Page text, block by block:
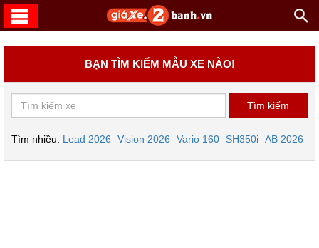
BẠN TÌM KIẾM MẪU XE NÀO!
Tìm nhiều: Lead 2026 Vision 2026 Vario 160 SH350i AB 2026